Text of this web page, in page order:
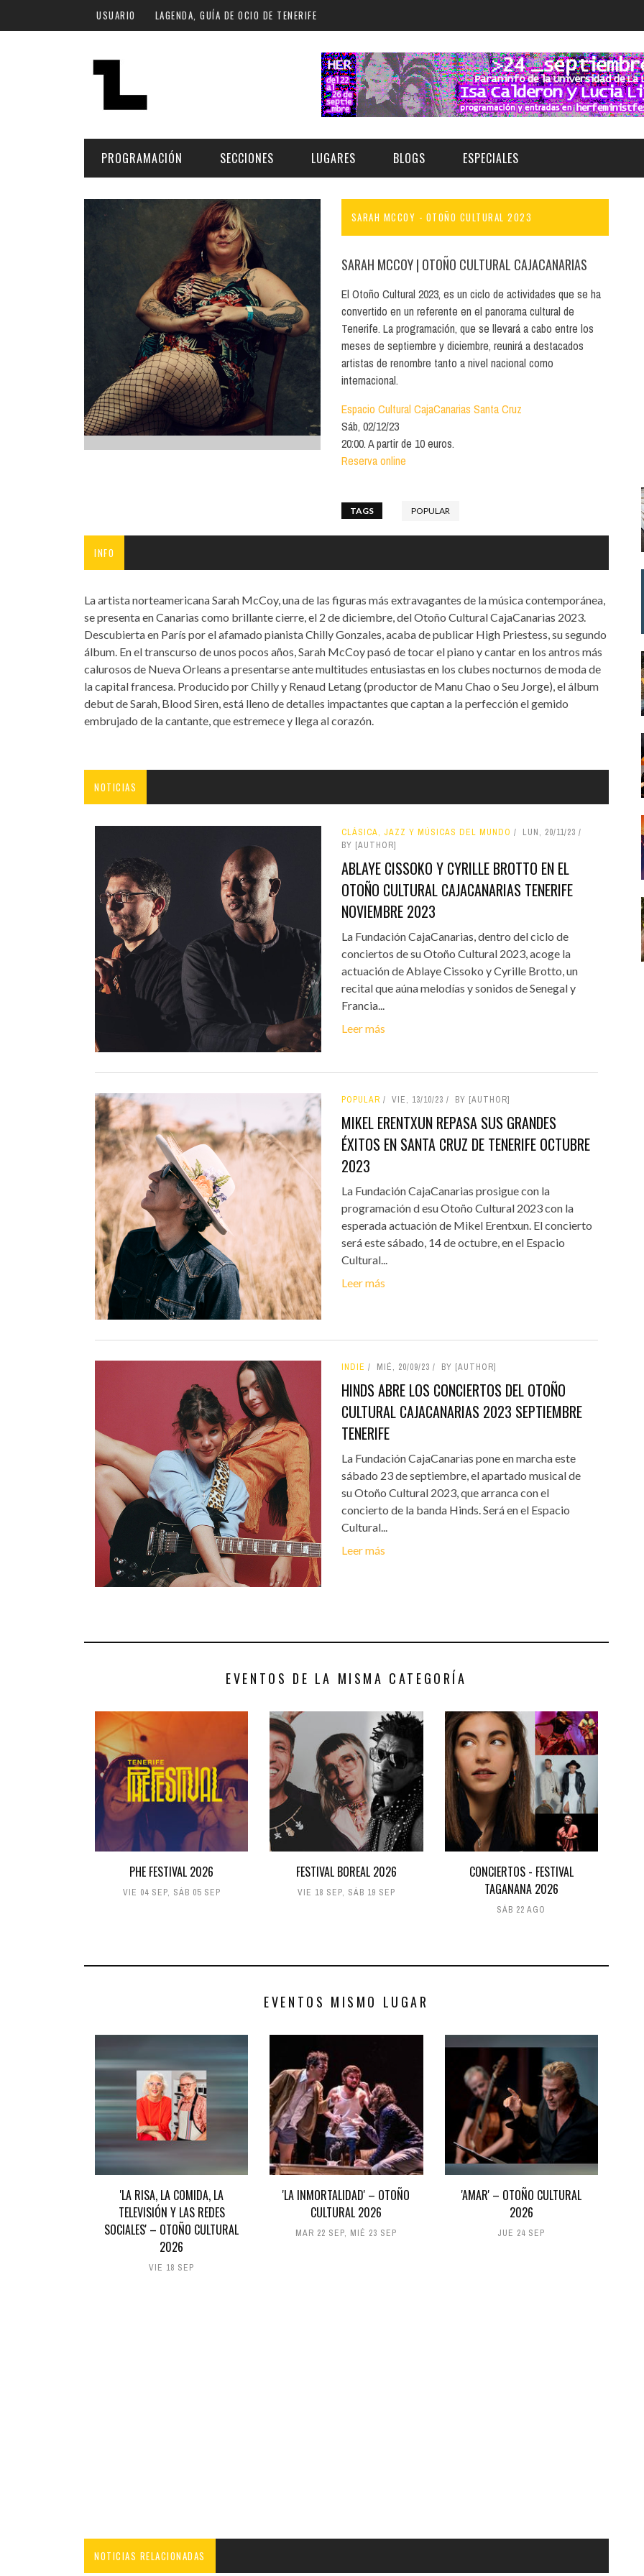
Pasar al contenido principal
USUARIO LAGENDA, GUÍA DE OCIO DE TENERIFE
PROGRAMACIÓN
Plan Finde
Norte
Santa Cruz | La Laguna
Islas
Cultura
Deporte y Naturaleza
Gastro
Infantil
Escénicas
SECCIONES
MÚSICA
ESCÉNICAS
CULTURA
GASTRONOMÍA
INFANTIL
LUGARES
ARTE | MUSEOS
NOCHE
LOCALES CON ACTUACIONES
COMERCIO
FORMATIVO
BLOGS ESPECIALES
FESTIVAL BOREAL 2026
XXVII VERANO DE CUENTO
SARAH MCCOY - OTOÑO CULTURAL 2023
SARAH MCCOY| OTOÑO CULTURAL CAJACANARIAS
El Otoño Cultural 2023, es un ciclo de actividades que se ha
convertido en un referente en el panorama cultural de
Tenerife. La programación, que se llevará a cabo entre los
meses de septiembre y diciembre, reunirá a destacados
artistas de renombre tanto a nivel nacional como
internacional.
Espacio Cultural CajaCanarias Santa Cruz
Sáb, 02/12/23
20:00. A partir de 10 euros.
Reserva online
TAGS POPULAR
INFO
La artista norteamericana Sarah McCoy, una de las figuras más extravagantes de la música contemporánea,
se presenta en Canarias como brillante cierre, el 2 de diciembre, del Otoño Cultural CajaCanarias 2023.
Descubierta en París por el afamado pianista Chilly Gonzales, acaba de publicar High Priestess, su segundo
álbum. En el transcurso de unos pocos años, Sarah McCoy pasó de tocar el piano y cantar en los antros más
calurosos de Nueva Orleans a presentarse ante multitudes entusiastas en los clubes nocturnos de moda de
la capital francesa. Producido por Chilly y Renaud Letang (productor de Manu Chao o Seu Jorge), el álbum
debut de Sarah, Blood Siren, está lleno de detalles impactantes que captan a la perfección el gemido
embrujado de la cantante, que estremece y llega al corazón.
NOTICIAS
CLÁSICA, JAZZ Y MÚSICAS DEL MUNDO
LUN, 20/11/23
BY [AUTHOR]
ABLAYE CISSOKO Y CYRILLE BROTTO EN EL
OTOÑO CULTURAL CAJACANARIAS TENERIFE
NOVIEMBRE 2023
La Fundación CajaCanarias, dentro del ciclo de
conciertos de su Otoño Cultural 2023, acoge la
actuación de Ablaye Cissoko y Cyrille Brotto, un
recital que aúna melodías y sonidos de Senegal y
Francia...
Leer más
POPULAR VIE, 13/10/23 BY [AUTHOR]
MIKEL ERENTXUN REPASA SUS GRANDES
ÉXITOS EN SANTA CRUZ DE TENERIFE OCTUBRE
2023
La Fundación CajaCanarias prosigue con la
programación d esu Otoño Cultural 2023 con la
esperada actuación de Mikel Erentxun. El concierto
será este sábado, 14 de octubre, en el Espacio
Cultural...
Leer más
INDIE MIÉ, 20/09/23 BY [AUTHOR]
HINDS ABRE LOS CONCIERTOS DEL OTOÑO
CULTURAL CAJACANARIAS 2023 SEPTIEMBRE
TENERIFE
La Fundación CajaCanarias pone en marcha este
sábado 23 de septiembre, el apartado musical de
su Otoño Cultural 2023, que arranca con el
concierto de la banda Hinds. Será en el Espacio
Cultural...
Leer más
EVENTOS DE LA MISMA CATEGORÍA
PHE FESTIVAL 2026
VIE 04 SEP, SÁB 05 SEP
FESTIVAL BOREAL 2026
VIE 18 SEP, SÁB 19 SEP
CONCIERTOS - FESTIVAL
TAGANANA 2026
SÁB 22 AGO
EVENTOS MISMO LUGAR
'LA RISA, LA COMIDA, LA
TELEVISIÓN Y LAS REDES
SOCIALES' – OTOÑO CULTURAL
2026
VIE 18 SEP
'LA INMORTALIDAD' – OTOÑO
CULTURAL 2026
MAR 22 SEP, MIÉ 23 SEP
'AMAR' – OTOÑO CULTURAL
2026
JUE 24 SEP
NOTICIAS RELACIONADAS